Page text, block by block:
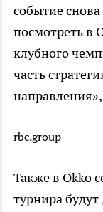
событие
посмотреть в
клубного
часть
rbc.group
Также в Okko
турнира